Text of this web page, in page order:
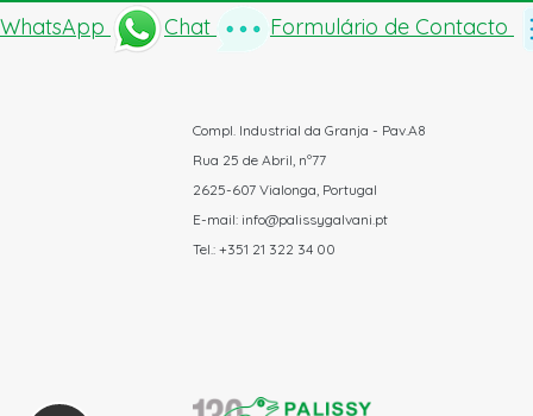
WhatsApp Chat Formulário de Contacto
Compl. Industrial da Granja - Pav.A8
Rua 25 de Abril, nº77
2625-607 Vialonga, Portugal
E-mail: info@palissygalvani.pt
Tel.: +351 21 322 34 00